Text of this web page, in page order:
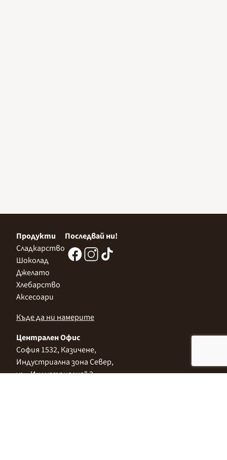
Продукти
Сладкарство
Шоколад
Джелато
Хлебарство
Аксесоари
Последвай ни!
Къде да ни намерите
Централен Офис
София 1532, Казичене,
Индустриална зона Север,
ул. „Индустриална" 3